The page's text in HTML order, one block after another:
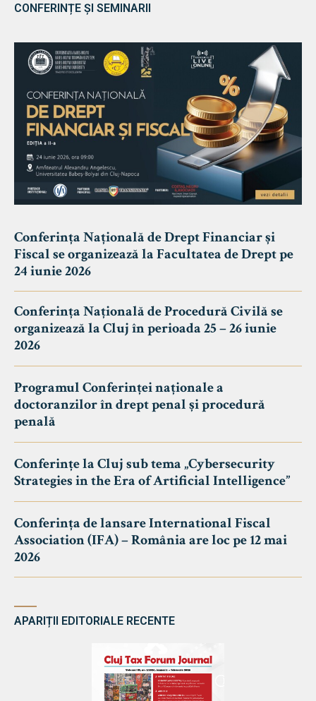
CONFERINȚE ȘI SEMINARII
Conferința Națională de Drept Financiar și
Fiscal se organizează la Facultatea de Drept pe
24 iunie 2026
Conferința Națională de Procedură Civilă se
organizează la Cluj în perioada 25 – 26 iunie
2026
Programul Conferinței naționale a
doctoranzilor în drept penal și procedură
penală
Conferințe la Cluj sub tema „Cybersecurity
Strategies in the Era of Artificial Intelligence”
Conferința de lansare International Fiscal
Association (IFA) – România are loc pe 12 mai
2026
APARIȚII EDITORIALE RECENTE